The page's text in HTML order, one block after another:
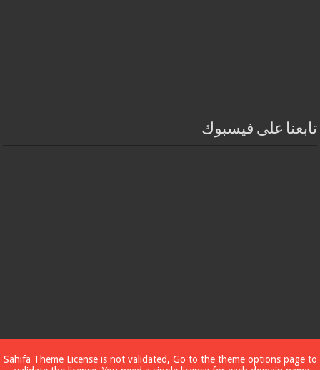
تابعنا على فيسبوك
Sahifa ThemeLicense is not validated, Go to the theme options page to